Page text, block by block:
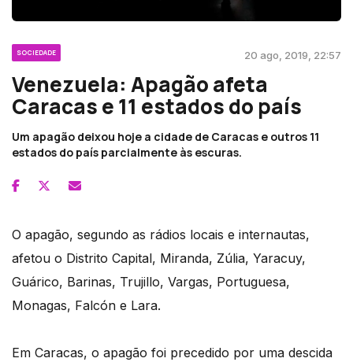
SOCIEDADE 20 ago, 2019, 22:57
Venezuela: Apagão afeta
Caracas e 11 estados do país
Um apagão deixou hoje a cidade de Caracas e outros 11
estados do país parcialmente às escuras.
O apagão, segundo as rádios locais e internautas,
afetou o Distrito Capital, Miranda, Zúlia, Yaracuy,
Guárico, Barinas, Trujillo, Vargas, Portuguesa,
Monagas, Falcón e Lara.
Em Caracas, o apagão foi precedido por uma descida